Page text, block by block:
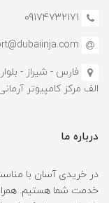
09174732171
الف مرکز کامپیوتر
درباره ما
در خریدی آسان با